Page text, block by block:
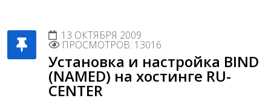
13 ОКТЯБРЯ 2009
ПРОСМОТРОВ: 13016
Установка и настройка BIND
(NAMED) на хостинге RU-
CENTER